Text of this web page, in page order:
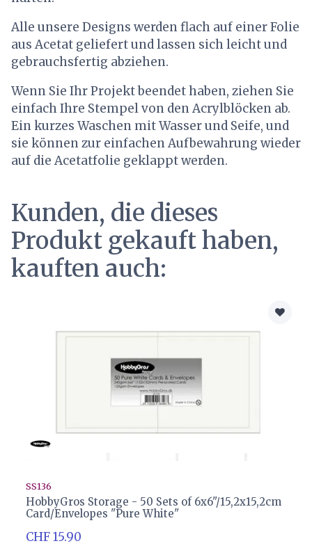
Alle unsere Designs werden flach auf einer Folie
aus Acetat geliefert und lassen sich leicht und
gebrauchsfertig abziehen.
Wenn Sie Ihr Projekt beendet haben, ziehen Sie
einfach Ihre Stempel von den Acrylblöcken ab.
Ein kurzes Waschen mit Wasser und Seife, und
sie können zur einfachen Aufbewahrung wieder
auf die Acetatfolie geklappt werden.
Kunden, die dieses
Produkt gekauft haben,
kauften auch:
SS136
HobbyGros Storage - 50 Sets of 6x6"/15,2x15,2cm
Card/Envelopes "Pure White"
CHF 15.90